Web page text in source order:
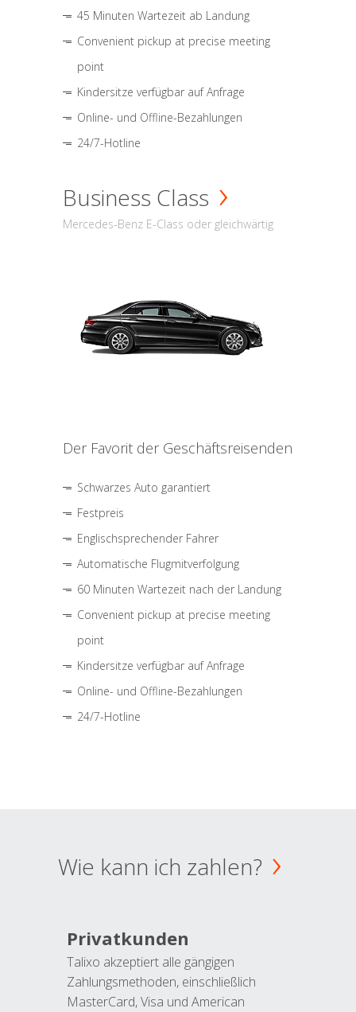
45 Minuten Wartezeit ab Landung
Convenient pickup at precise meeting
point
Kindersitze verfügbar auf Anfrage
Online- und Offline-Bezahlungen
24/7-Hotline
Business Class
Mercedes-Benz E-Class oder gleichwärtig
Der Favorit der Geschäftsreisenden
Schwarzes Auto garantiert
Festpreis
Englischsprechender Fahrer
Automatische Flugmitverfolgung
60 Minuten Wartezeit nach der Landung
Convenient pickup at precise meeting
point
Kindersitze verfügbar auf Anfrage
Online- und Offline-Bezahlungen
24/7-Hotline
Wie kann ich zahlen?
Privatkunden
Talixo akzeptiert alle gängigen
Zahlungsmethoden, einschließlich
MasterCard, Visa und American